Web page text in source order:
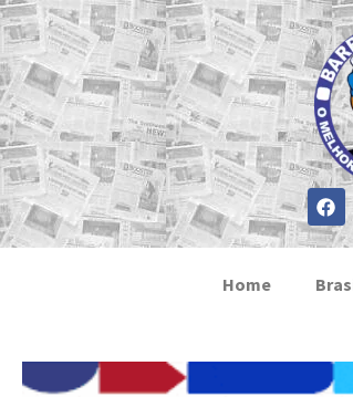
Home